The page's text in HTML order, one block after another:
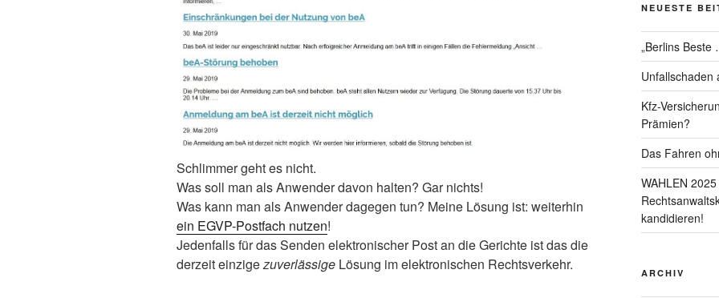
Schlimmer geht es nicht.
Was soll man als Anwender davon halten? Gar nichts!
Was kann man als Anwender dagegen tun? Meine Lösung ist: weiterhin
ein EGVP-Postfach nutzen!
Jedenfalls für das Senden elektronischer Post an die Gerichte ist das die
derzeit einzigezuverlässige Lösung im elektronischen Rechtsverkehr.
NEUESTE
„Berlins Beste
Unfallschaden
Kfz-
Prämien?
Das Fahren
WAHLEN
kandidieren!
ARCHIV